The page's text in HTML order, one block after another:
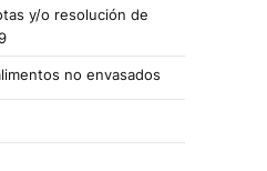
y/o resolución de
no envasados